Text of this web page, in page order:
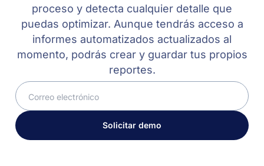
proceso y detecta cualquier detalle que
puedas optimizar. Aunque tendrás acceso a
informes automatizados actualizados al
momento, podrás crear y guardar tus propios
reportes.
Solicitar demo